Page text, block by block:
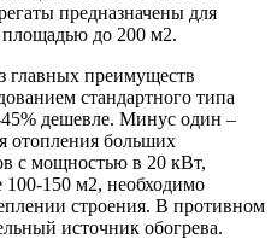
предназначены для
до 200 м2.
главных преимуществ
стандартного типа
45% дешевле. Минус один –
отопления больших
с мощностью в 20 кВт,
100-150 м2, необходимо
строения. В противном
источник обогрева.